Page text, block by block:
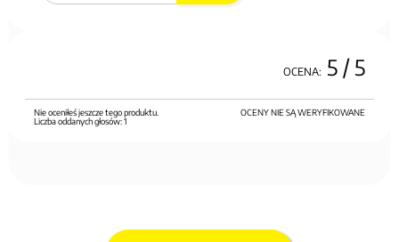
OCENA: 5 / 5
OCENY NIE SĄ WERYFIKOWANE
Nie oceniłeś jeszcze tego produktu.
Liczba oddanych głosów:1